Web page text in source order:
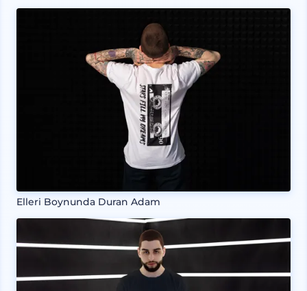
Elleri Boynunda Duran Adam